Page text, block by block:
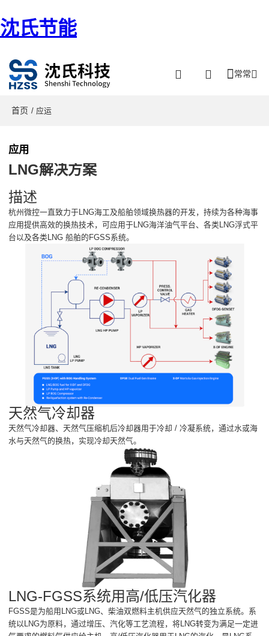
沈氏节能
常常
首页 / 应运
应用
LNG解决方案
描述
杭州微控一直致力于LNG海工及船舶领域换热器的开发，持续为各种海事
应用提供高效的换热技术，可应用于LNG海洋油气平台、各类LNG浮式平
台以及各类LNG 船舶的FGSS系统。
天然气冷却器
天然气冷却器、天然气压缩机后冷却器用于冷却 / 冷凝系统，通过水或海
水与天然气的换热，实现冷却天然气。
LNG-FGSS系统用高/低压汽化器
FGSS是为船用LNG或LNG、柴油双燃料主机供应天然气的独立系统。系
统以LNG为原料，通过增压、汽化等工艺流程，将LNG转变为满足一定进